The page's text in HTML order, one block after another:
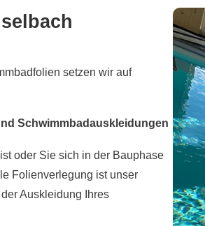
setzen wir auf
Schwimmbadauskleidungen
oder Sie sich in der Bauphase
Folienverlegung ist unser
Auskleidung Ihres